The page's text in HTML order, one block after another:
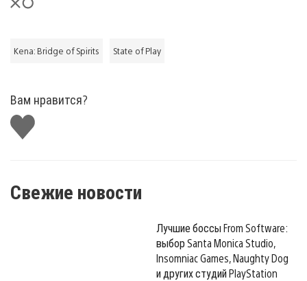
Kena: Bridge of Spirits State of Play
Вам нравится?
Поставить
лайк
Свежие новости
Лучшие боссы From Software:
выбор Santa Monica Studio,
Insomniac Games, Naughty Dog
и других студий PlayStation